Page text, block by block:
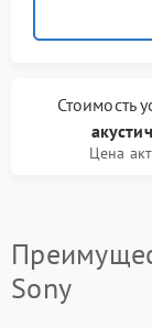
Стоимость
Цена
Sony